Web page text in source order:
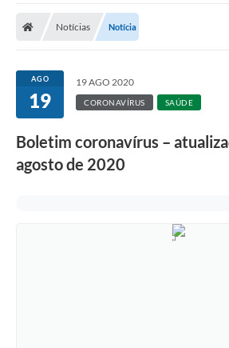
Notícias Notícia
AGO
19
19 AGO 2020
CORONAVÍRUS SAÚDE
Boletim coronavírus –
agosto de 2020